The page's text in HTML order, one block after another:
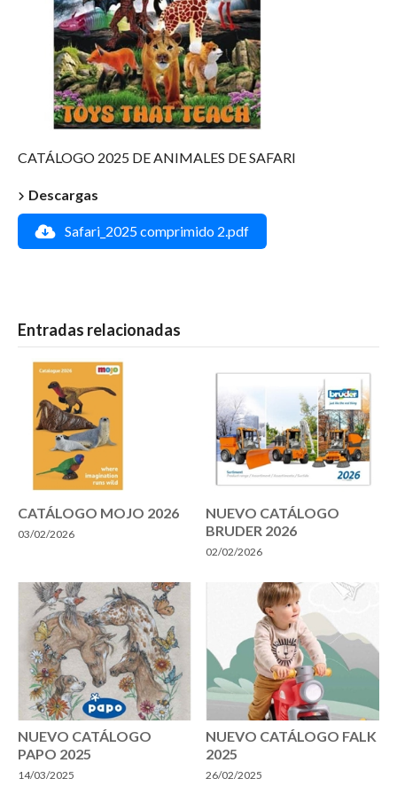
CATÁLOGO 2025 DE ANIMALES DE SAFARI
Descargas
Safari_2025 comprimido 2.pdf
Entradas relacionadas
CATÁLOGO MOJO 2026
03/02/2026
NUEVO CATÁLOGO
BRUDER 2026
02/02/2026
NUEVO CATÁLOGO
PAPO 2025
14/03/2025
NUEVO CATÁLOGO FALK
2025
26/02/2025